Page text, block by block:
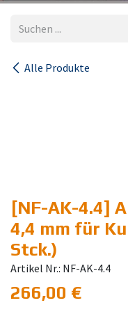
Alle Produkte
[NF-AK-4.4]
4,4 mm für
Stck.)
Artikel Nr.: NF-AK-4.4
266,00 €